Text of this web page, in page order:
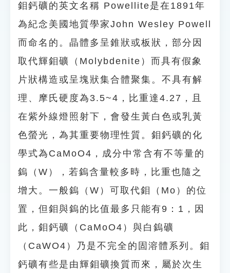
遊戲專區
貓頭鷹博士
鉬鈣礦的英文名稱 Powellite是在1891年
為紀念美國地質學家John Wesley Powell
而命名的。晶體多呈錐狀或板狀，部分因
取代輝鉬礦（Molybdenite）而具有假象
片狀構造或呈塊狀集合體聚集。不具有解
理、摩氏硬度為3.5~4，比重達4.27，且
在紫外線燈照射下，會發生黃白色或乳黃
色螢光，為其重要物理性質。鉬鈣礦的化
學式為CaMoO4，成分中常含有不等量的
鎢（W），若鎢含量較多時，比重也隨之
增大。一般鎢（W）可取代鉬（Mo）的位
置，但鉬與鎢的比值最多只能有9：1，因
此，鉬鈣礦（CaMoO4）與白鎢礦
（CaWO4）乃是不完全的固溶體系列。鉬
鈣礦有些是由輝鉬礦換質而來，屬於次生